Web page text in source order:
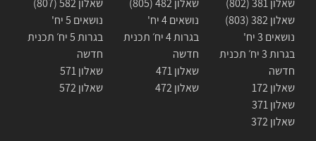
שאלון 382 (803)
נושאים 3 יח'
בגרות 3 יח׳ תכנית
חדשה
שאלון 172
שאלון 371
שאלון 372
נושאים 4 יח'
בגרות 4 יח׳ תכנית
חדשה
שאלון 471
שאלון 472
נושאים 5 יח'
בגרות 5 יח׳ תכנית
חדשה
שאלון 571
שאלון 572